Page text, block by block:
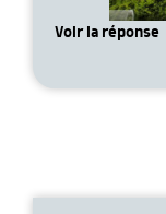
Voir la réponse